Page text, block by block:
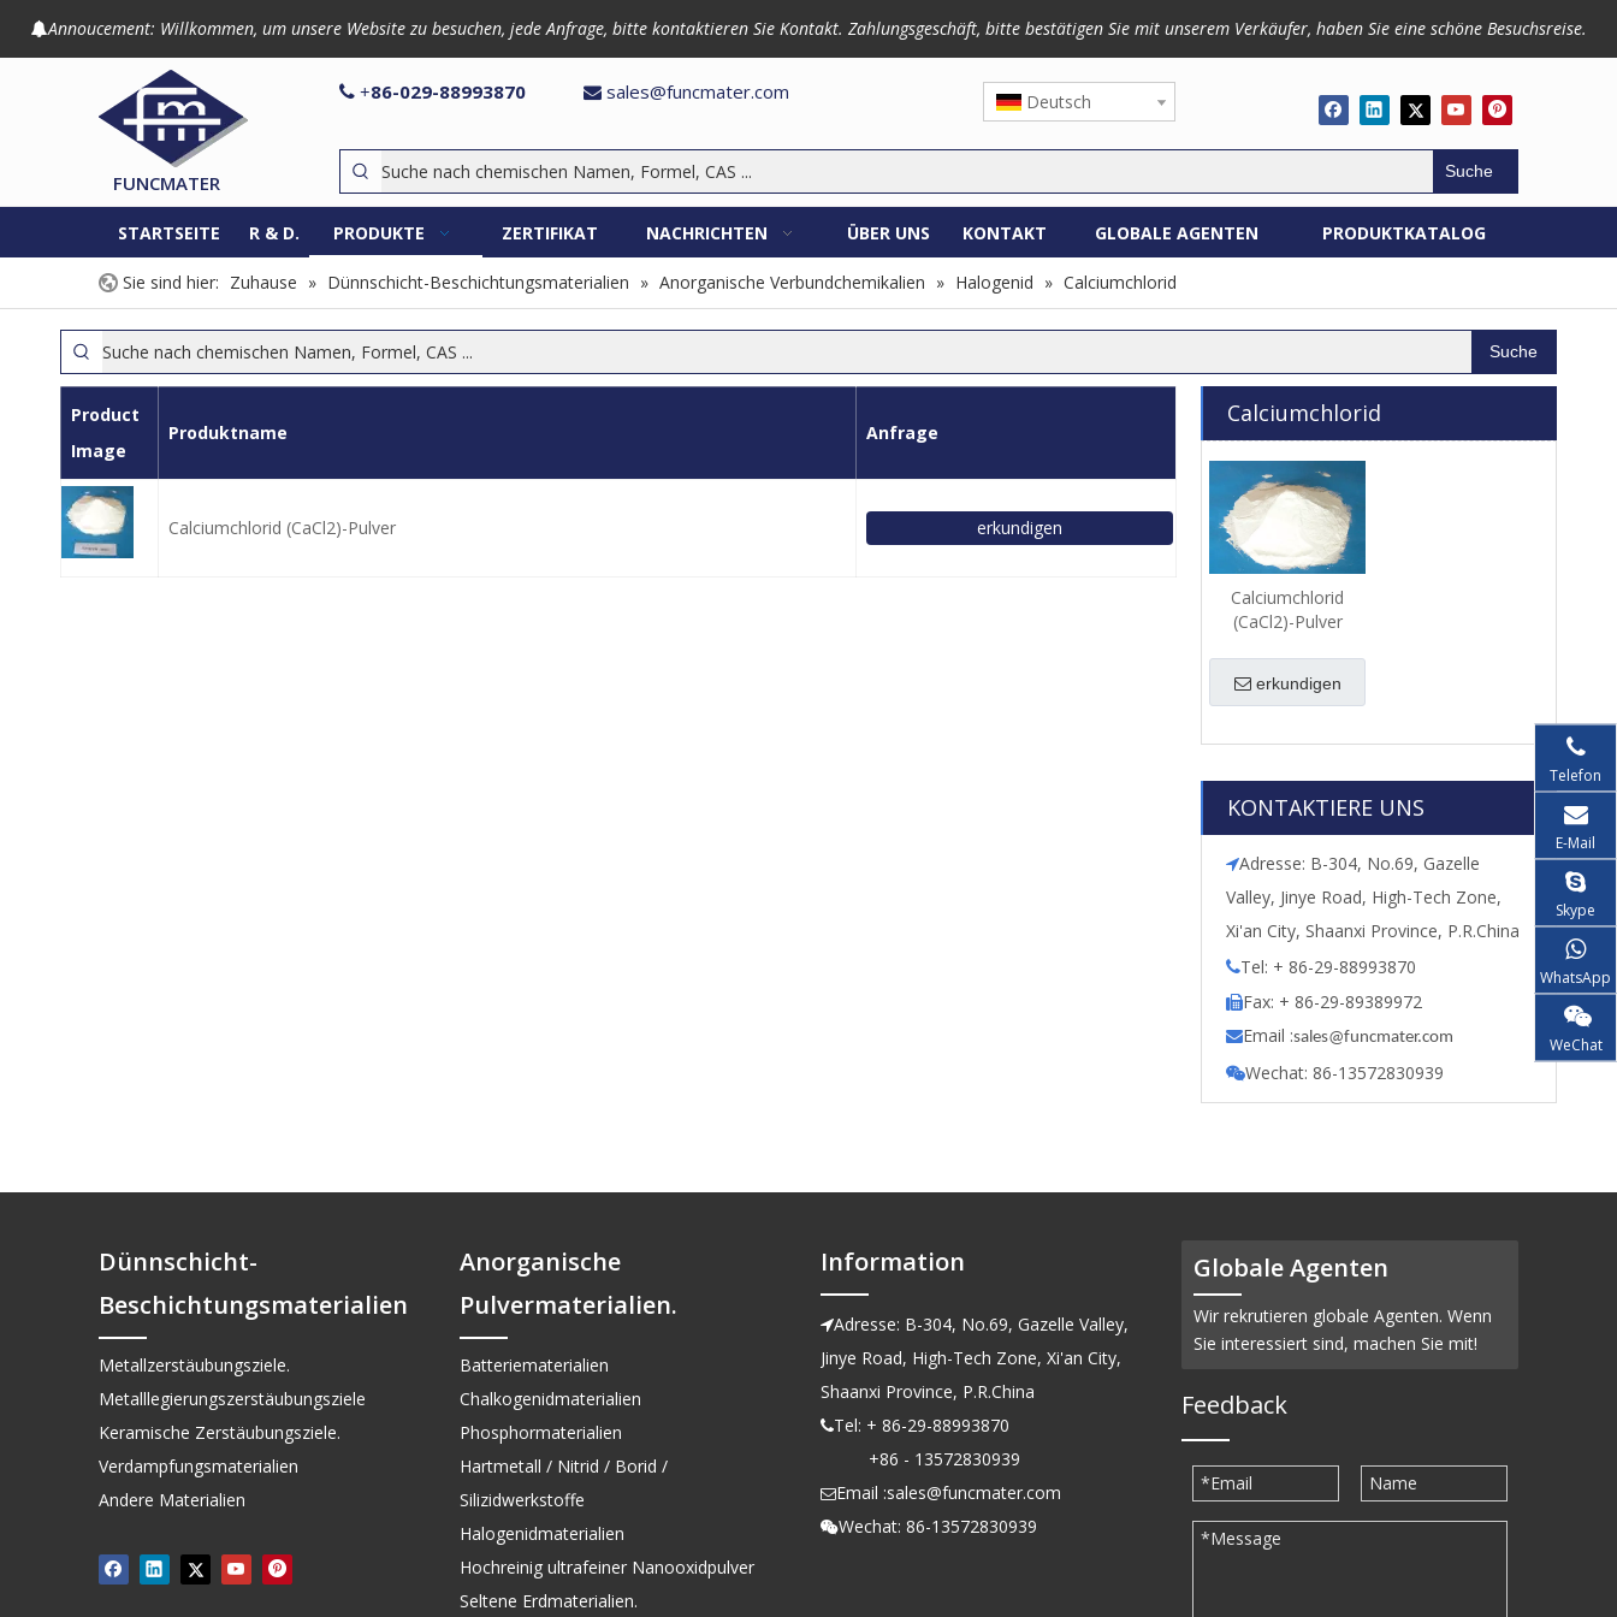
Annoucement: Willkommen, um unsere Website zu besuchen, jede Anfrage, bitte kontaktieren Sie Kontakt. Zahlungsgeschäft, bitte bestätigen Sie mit unserem Verkäufer, haben Sie eine schöne Besuchsreise.
FUNCMATER
 +86-029-88993870  sales@funcmater.com Deutsch
Suche
STARTSEITE R & D. PRODUKTE ZERTIFIKAT NACHRICHTEN ÜBER UNS KONTAKT GLOBALE AGENTEN PRODUKTKATALOG
Sie sind hier: Zuhause » Dünnschicht-Beschichtungsmaterialien » Anorganische Verbundchemikalien » Halogenid » Calciumchlorid
Suche
Product
Image
Produktname Anfrage
Calciumchlorid (CaCl2)-Pulver erkundigen
Calciumchlorid
Calciumchlorid
(CaCl2)-Pulver
erkundigen
KONTAKTIERE UNS
Adresse: B-304, No.69, Gazelle
Valley, Jinye Road, High-Tech Zone,
Xi'an City, Shaanxi Province, P.R.China
Tel: + 86-29-88993870
Fax: + 86-29-89389972
Email :sales@funcmater.com
Wechat: 86-13572830939
Dünnschicht-
Beschichtungsmaterialien
Metallzerstäubungsziele.
Metalllegierungszerstäubungsziele
Keramische Zerstäubungsziele.
Verdampfungsmaterialien
Andere Materialien
Telefon
E-Mail
Skype
WhatsApp
WeChat
Anorganische
Pulvermaterialien.
Batteriematerialien
Chalkogenidmaterialien
Phosphormaterialien
Hartmetall / Nitrid / Borid /
Silizidwerkstoffe
Halogenidmaterialien
Hochreinig ultrafeiner Nanooxidpulver
Seltene Erdmaterialien.
Information
Adresse: B-304, No.69, Gazelle Valley,
Jinye Road, High-Tech Zone, Xi'an City,
Shaanxi Province, P.R.China
Tel: + 86-29-88993870
+86 - 13572830939
Email :sales@funcmater.com
Wechat: 86-13572830939
Globale Agenten
Wir rekrutieren globale Agenten. Wenn
Sie interessiert sind, machen Sie mit!
Feedback